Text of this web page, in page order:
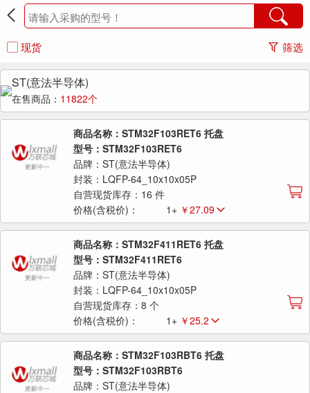
现货 筛选
ST(意法半导体)
在售商品： 11822个
商品名称：STM32F103RET6 托盘
型号：STM32F103RET6
品牌：ST(意法半导体)
封装：LQFP-64_10x10x05P
自营现货库存：16 件
价格(含税价)：
1+ ￥27.09
商品名称：STM32F411RET6 托盘
型号：STM32F411RET6
品牌：ST(意法半导体)
封装：LQFP-64_10x10x05P
自营现货库存：8 个
价格(含税价)：
1+ ￥25.2
商品名称：STM32F103RBT6 托盘
型号：STM32F103RBT6
品牌：ST(意法半导体)